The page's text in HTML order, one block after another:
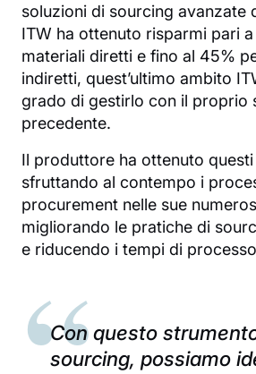
soluzioni di sourcing avanzate
ITW ha ottenuto risparmi pari
materiali diretti e fino al 45%
indiretti, quest’ultimo ambito
grado di gestirlo con il proprio
precedente.
Il produttore ha ottenuto
sfruttando al contempo i
procurement nelle sue
migliorando le pratiche di
e riducendo i tempi di
Con questo
sourcing, possiamo